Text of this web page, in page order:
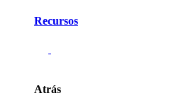
Recursos
Atrás